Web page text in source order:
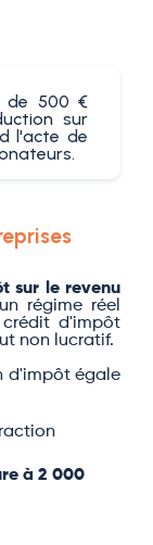
de 500 €
sur
l'acte de
sur le revenu
régime réel
crédit d'impôt
non lucratif.
d'impôt égale
à 2 000